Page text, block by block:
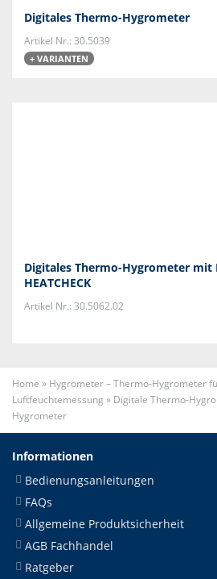
Digitales Thermo-Hygrometer
Artikel Nr.: 30.5039
+ VARIANTEN
Digitales Thermo-Hygrometer mit
HEATCHECK
Artikel Nr.: 30.5062.02
Home » Hygrometer – Thermo-Hygrometer
Luftfeuchtemessung » Digitale Thermo-
Hygrometer
Informationen
Bedienungsanleitungen
FAQs
Allgemeine Produktsicherheit
AGB Fachhandel
Ratgeber